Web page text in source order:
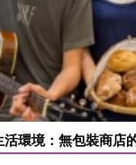
環境：無包裝商店